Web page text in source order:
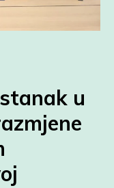
u